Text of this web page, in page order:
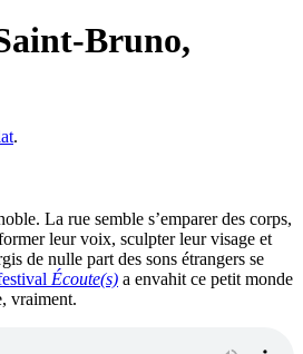
Bruno,
.
La rue semble s’emparer des corps,
leur voix, sculpter leur visage et
de nulle part des sons étrangers se
Écoute(s) a envahit ce petit monde
vraiment.